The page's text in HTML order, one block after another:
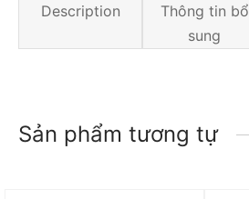
Description
Thông tin bổ
sung
Sản phẩm tương tự